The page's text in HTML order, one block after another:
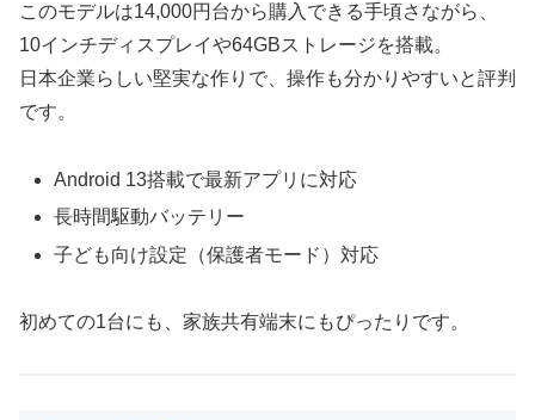
このモデルは14,000円台から購入できる手頃さながら、
10インチディスプレイや64GBストレージを搭載。
日本企業らしい堅実な作りで、操作も分かりやすいと評判
です。
Android 13搭載で最新アプリに対応
長時間駆動バッテリー
子ども向け設定（保護者モード）対応
初めての1台にも、家族共有端末にもぴったりです。